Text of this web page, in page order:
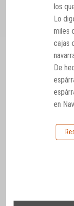
los
Lo
miles
cajas
De
en